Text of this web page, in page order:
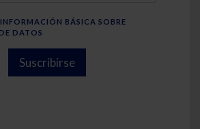
BÁSICA SOBRE
DATOS
Suscribirse